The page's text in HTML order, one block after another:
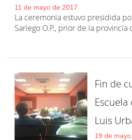
11 de mayo de 2017
La ceremonia estuvo presidida
Sariego O.P., prior de la provincia
Fin de
Escuela
Luis
19 de